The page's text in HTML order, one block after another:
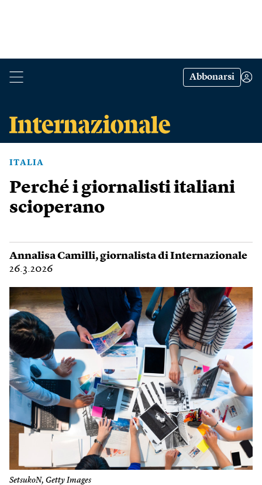
Abbonarsi
ITALIA
Perché i giornalisti italiani
scioperano
Annalisa Camilli, giornalista di Internazionale
26.3.2026
SetsukoN, Getty Images